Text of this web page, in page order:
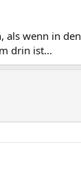
als wenn in
drin ist...